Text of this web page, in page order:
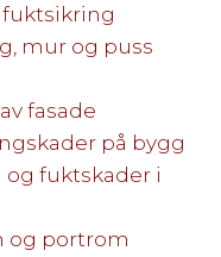
mur og puss
fasade
på bygg
fuktskader i
og portrom